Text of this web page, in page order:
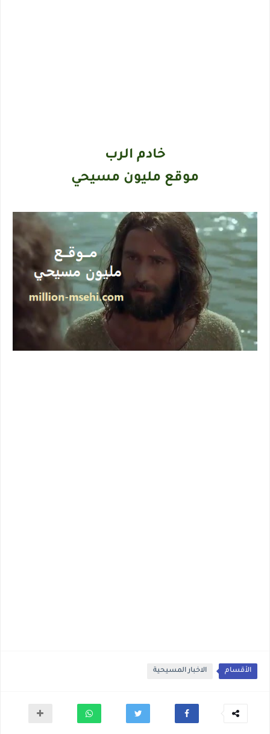
خادم الرب
موقع مليون مسيحي
الأقسام الاخبار المسيحية